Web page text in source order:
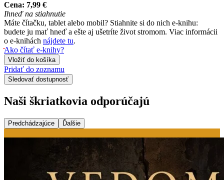
Cena: 7,99 €
Ihneď na stiahnutie
Máte čítačku, tablet alebo mobil? Stiahnite si do nich e-knihu:
budete ju mať hneď a ešte aj ušetríte život stromom. Viac informácii
o e-knihách nájdete tu.
Ako čítať e-knihy?
Vložiť do košíka
Pridať do zoznamu
Sledovať dostupnosť
Naši škriatkovia odporúčajú
Predchádzajúce Ďalšie